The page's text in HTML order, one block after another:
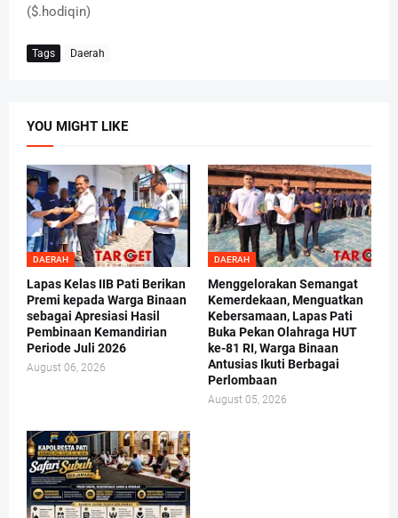
($.hodiqin)
Tags Daerah
YOU MIGHT LIKE
DAERAH
Lapas Kelas IIB Pati Berikan
Premi kepada Warga Binaan
sebagai Apresiasi Hasil
Pembinaan Kemandirian
Periode Juli 2026
August 06, 2026
DAERAH
Menggelorakan Semangat
Kemerdekaan, Menguatkan
Kebersamaan, Lapas Pati
Buka Pekan Olahraga HUT
ke-81 RI, Warga Binaan
Antusias Ikuti Berbagai
Perlombaan
August 05, 2026